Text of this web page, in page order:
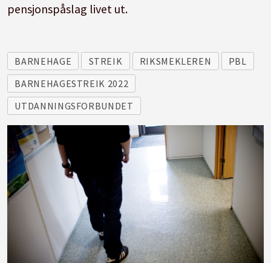
pensjonspåslag livet ut.
BARNEHAGE STREIK RIKSMEKLEREN
PBL
BARNEHAGESTREIK 2022
UTDANNINGSFORBUNDET